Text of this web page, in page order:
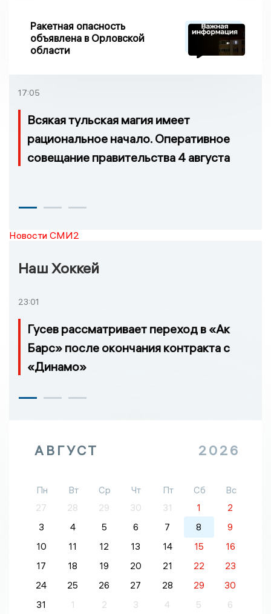
Ракетная опасность
объявлена в Орловской
области
17:05
Всякая тульская магия имеет
рациональное начало. Оперативное
совещание правительства 4 августа
Новости СМИ2
Наш Хоккей
23:01
Гусев рассматривает переход в «Ак
Барс» после окончания контракта с
«Динамо»
АВГУСТ 2026
Пн Вт Ср Чт Пт Сб
Вс
27
28 29 30 31 1
2
3
4 5 6 7 8
9
10
11 12 13 14 15
16
17
18 19 20 21 22
23
24
25 26 27 28 29
30
31
1 2 3 4 5 6